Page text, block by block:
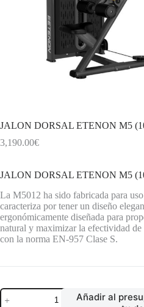
JALON DORSAL ETENON M5
3,190.00€
JALON DORSAL ETENON M5
La M5012 ha sido fabricada para
caracteriza por tener un diseño
ergonómicamente diseñada para
natural y maximizar la efectividad
con la norma EN-957 Clase S.
JALON
DORSAL
Añadir al